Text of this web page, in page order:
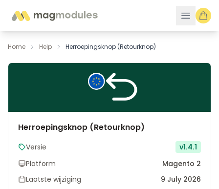
Home Help Herroepingsknop (Retourknop)
Herroepingsknop (Retourknop)
Versie
v1.4.1
Platform
Magento 2
Laatste wijziging
9 July 2026